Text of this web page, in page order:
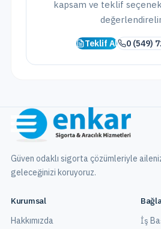
kapsam ve teklif
Teklif Al 0 (549)
Güven odaklı sigorta çözümleriyle
geleceğinizi koruyoruz.
Kurumsal
Hakkımızda
İş